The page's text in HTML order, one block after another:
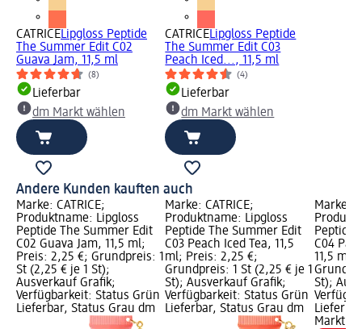
CATRICELipgloss Peptide
The Summer Edit C02
Guava Jam, 11,5 ml
(8)
Lieferbar
dm Markt wählen
CATRICELipgloss Peptide
The Summer Edit C03
Peach Iced..., 11,5 ml
(4)
Lieferbar
dm Markt wählen
Andere Kunden kauften auch
Marke: CATRICE;
Produktname: Lipgloss
Peptide The Summer Edit
C02 Guava Jam, 11,5 ml;
Preis: 2,25 €; Grundpreis: 1
St (2,25 € je 1 St);
Ausverkauf Grafik;
Verfügbarkeit: Status Grün
Lieferbar, Status Grau dm
Marke: CATRICE;
Produktname: Lipgloss
Peptide The Summer Edit
C03 Peach Iced Tea, 11,5
ml; Preis: 2,25 €;
Grundpreis: 1 St (2,25 € je 1
St); Ausverkauf Grafik;
Verfügbarkeit: Status Grün
Lieferbar, Status Grau dm
Marke:
Peptide
C04
11,5 ml;
St);
Markt